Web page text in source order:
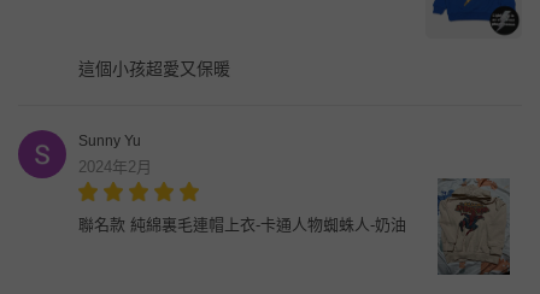
這個小孩超愛又保暖
Sunny Yu
2024年2月
聯名款 純綿裏毛連帽上衣-卡通人物蜘蛛人-奶油